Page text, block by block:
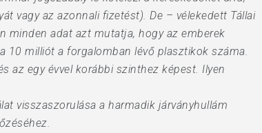
vagy az azonnali fizetést). De – vélekedett Tállai
minden adat azt mutatja, hogy az emberek
10 milliót a forgalomban lévő plasztikok száma.
az egy évvel korábbi szinthez képest. Ilyen
visszaszorulása a harmadik járványhullám